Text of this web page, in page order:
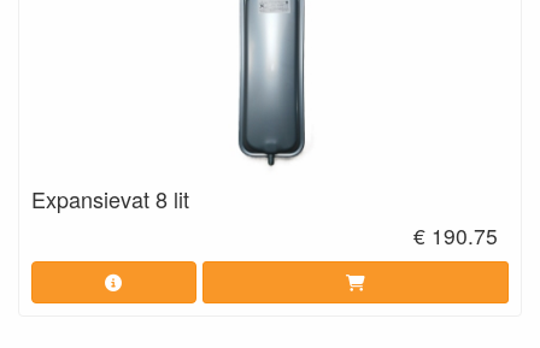
Expansievat 8 lit
€ 190.75